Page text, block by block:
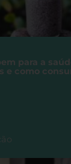
para a
e como